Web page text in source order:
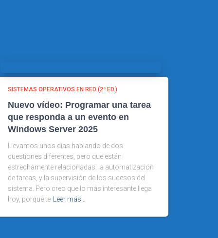
SISTEMAS OPERATIVOS EN RED (2ª ED.)
Nuevo vídeo: Programar una tarea
que responda a un evento en
Windows Server 2025
Llevamos unos días hablando de dos
cuestiones diferentes, pero que están
estrechamente relacionadas: la automatización
de tareas, y la supervisión de los sucesos del
sistema. Pero creo que lo más interesante llega
hoy, porque te
Leer más…